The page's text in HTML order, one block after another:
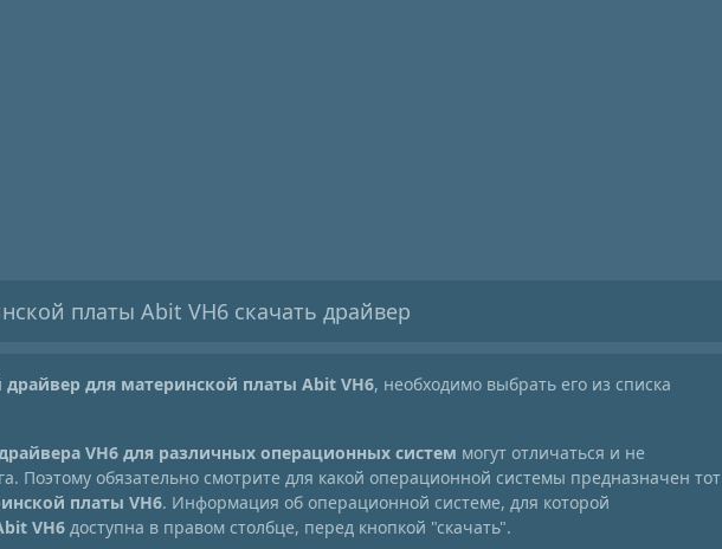
платы Abit VH6 скачать драйвер
драйвер для материнской платы Abit VH6, необходимо выбрать его из списка
VH6 для различных операционных систем могут отличаться и не
Поэтому обязательно смотрите для какой операционной системы предназначен тот
платы VH6. Информация об операционной системе, для которой
VH6 доступна в правом столбце, перед кнопкой "скачать".